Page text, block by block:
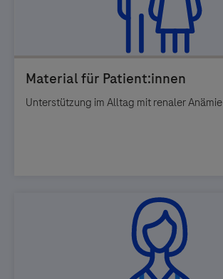
Unterstützung im Alltag mit renaler Anämie